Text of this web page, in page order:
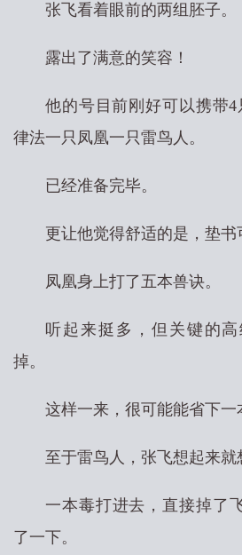
张飞看着眼前的两组胚子。
露出了满意的笑容！
他的号目前刚好可以携带
律法一只凤凰一只雷鸟人。
已经准备完毕。
更让他觉得舒适的是，垫书
凤凰身上打了五本兽诀。
听起来挺多，但关键的
掉。
这样一来，很可能能省下一
至于雷鸟人，张飞想起来就
一本毒打进去，直接掉了
了一下。